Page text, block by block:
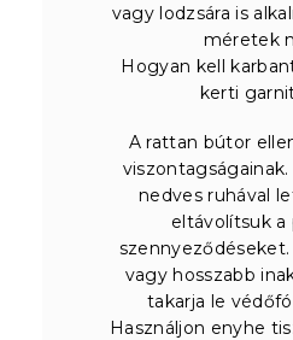
vagy lodzsára is
méretek
Hogyan kell
kerti
A rattan bútor
nedves ruhával
eltávolítsuk a
szennyeződéseket.
vagy hosszabb
takarja le
Használjon enyhe